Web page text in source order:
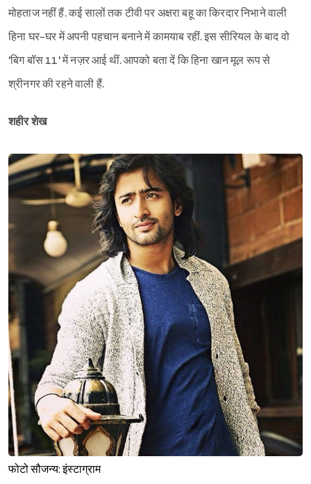
Sign in
मोहताज नहीं हैं. कई सालों तक टीवी पर अक्षरा बहू का किरदार निभाने वाली
हिना घर-घर में अपनी पहचान बनाने में कामयाब रहीं. इस सीरियल के बाद वो
'बिग बॉस 11' में नज़र आई थीं. आपको बता दें कि हिना खान मूल रूप से
श्रीनगर की रहने वाली हैं.
शहीर शेख
फोटो सौजन्य: इंस्टाग्राम